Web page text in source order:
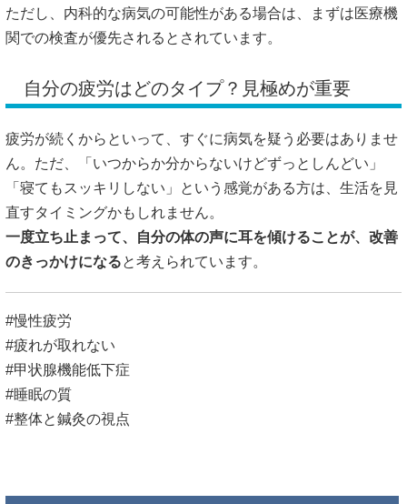
ただし、内科的な病気の可能性がある場合は、まずは医療機
関での検査が優先されるとされています。
自分の疲労はどのタイプ？見極めが重要
疲労が続くからといって、すぐに病気を疑う必要はありませ
ん。ただ、「いつからか分からないけどずっとしんどい」
「寝てもスッキリしない」という感覚がある方は、生活を見
直すタイミングかもしれません。
一度立ち止まって、自分の体の声に耳を傾けることが、改善
のきっかけになると考えられています。
#慢性疲労
#疲れが取れない
#甲状腺機能低下症
#睡眠の質
#整体と鍼灸の視点